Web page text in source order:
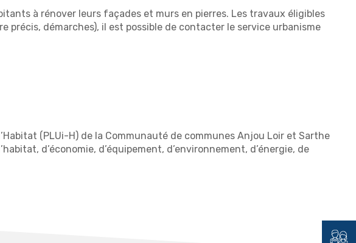
à rénover leurs façades et murs en pierres. Les travaux éligibles
démarches), il est possible de contacter le service urbanisme
(PLUi-H) de la Communauté de communes Anjou Loir et Sarthe
d’économie, d’équipement, d’environnement, d’énergie, de